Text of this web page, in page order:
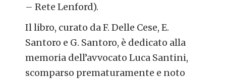
– Rete Lenford).
Il libro, curato da F. Delle Cese, E.
Santoro e G. Santoro, è dedicato alla
memoria dell’avvocato Luca Santini,
scomparso prematuramente e noto